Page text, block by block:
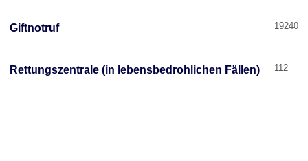
Giftnotruf 19240
Rettungszentrale (in lebensbedrohlichen Fällen) 112